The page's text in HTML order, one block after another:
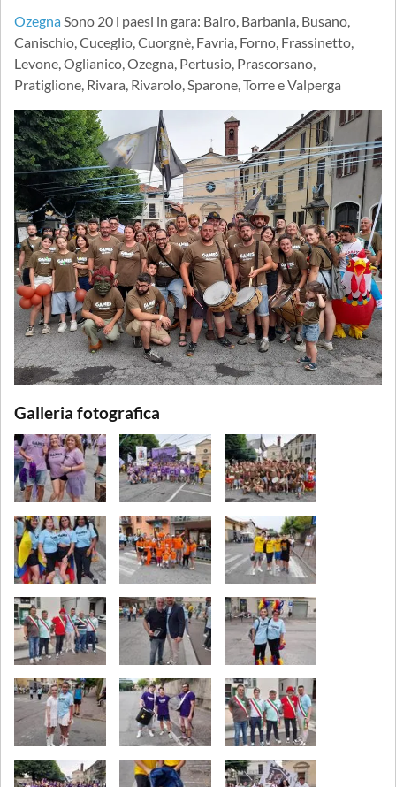
Ozegna Sono 20 i paesi in gara: Bairo, Barbania, Busano,
Canischio, Cuceglio, Cuorgnè, Favria, Forno, Frassinetto,
Levone, Oglianico, Ozegna, Pertusio, Prascorsano,
Pratiglione, Rivara, Rivarolo, Sparone, Torre e Valperga
Galleria fotografica